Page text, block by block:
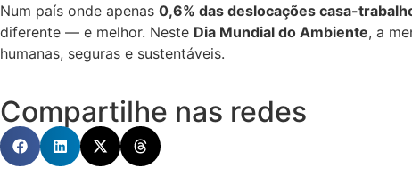
Num país onde apenas 0,6% das deslocações casa-
diferente — e melhor. Neste Dia Mundial do Ambiente, a
humanas, seguras e sustentáveis.
Compartilhe nas redes